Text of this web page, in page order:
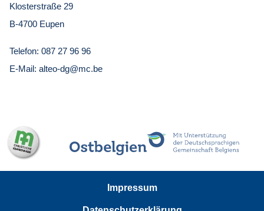
Klosterstraße 29
B-4700 Eupen
Telefon: 087 27 96 96
E-Mail: alteo-dg@mc.be
Impressum